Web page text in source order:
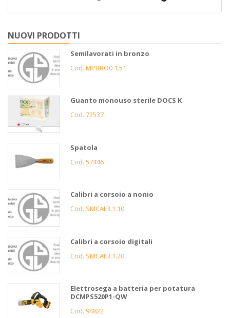
NUOVI PRODOTTI
Semilavorati in bronzo
Cod. MPBRO0.1.51
Guanto monouso sterile DOCS K
Cod. 72537
Spatola
Cod. 57446
Calibri a corsoio a nonio
Cod. SMCAL3.1.10
Calibri a corsoio digitali
Cod. SMCAL3.1.20
Elettrosega a batteria per potatura
DCMPS520P1-QW
Cod. 94822